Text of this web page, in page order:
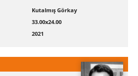
Kutalmış Görkay
33.00x24.00
2021